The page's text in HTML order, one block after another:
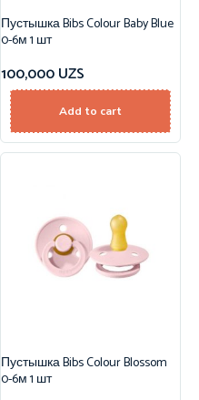
Пустышка Bibs Colour Baby Blue
0-6м 1 шт
100,000UZS
Add to cart
Пустышка Bibs Colour Blossom
0-6м 1 шт